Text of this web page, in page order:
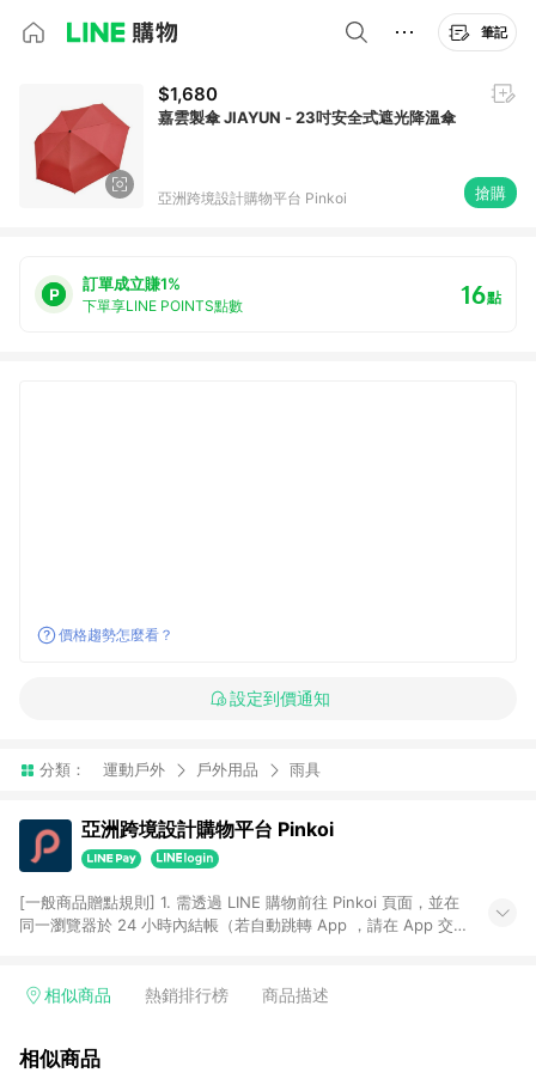
筆記
$1,680
嘉雲製傘 JIAYUN - 23吋安全式遮光降溫傘
亞洲跨境設計購物平台 Pinkoi 搶購
訂單成立賺1%
下單享LINE POINTS點數 16點
價格趨勢怎麼看？
設定到價通知
分類： 運動戶外 戶外用品 雨具
亞洲跨境設計購物平台 Pinkoi
[一般商品贈點規則] 1. 需透過 LINE 購物前往 Pinkoi 頁面，並在
同一瀏覽器於 24 小時內結帳（若自動跳轉 App ，請在 App 交
回饋訂單不得享有 Pinkoi 站方優惠，例如首購優惠，P coins，
行為，不具贈點資格，部分退款不在此限。 6. APP 請更新至
相似商品 熱銷排行榜 商品描述
相似商品